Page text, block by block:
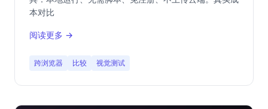
本对比
阅读更多 →
跨浏览器 比较 视觉测试